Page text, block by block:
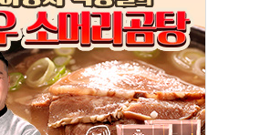
석 46.35% 송영길 5.83%
래 41.94% 송영길 7.76%
시간 되길"
고 막판 셈법